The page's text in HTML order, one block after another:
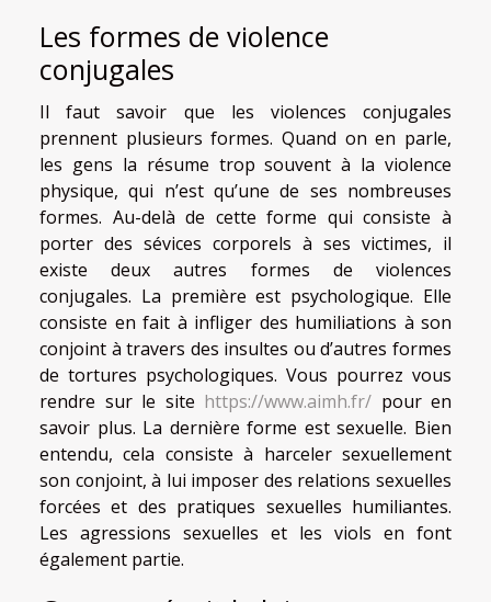
Les formes de violence
conjugales
Il faut savoir que les violences conjugales
prennent plusieurs formes. Quand on en parle,
les gens la résume trop souvent à la violence
physique, qui n’est qu’une de ses nombreuses
formes. Au-delà de cette forme qui consiste à
porter des sévices corporels à ses victimes, il
existe deux autres formes de violences
conjugales. La première est psychologique. Elle
consiste en fait à infliger des humiliations à son
conjoint à travers des insultes ou d’autres formes
de tortures psychologiques. Vous pourrez vous
rendre sur le site https://www.aimh.fr/ pour en
savoir plus. La dernière forme est sexuelle. Bien
entendu, cela consiste à harceler sexuellement
son conjoint, à lui imposer des relations sexuelles
forcées et des pratiques sexuelles humiliantes.
Les agressions sexuelles et les viols en font
également partie.